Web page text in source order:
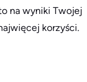
na wyniki Twojej
korzyści.